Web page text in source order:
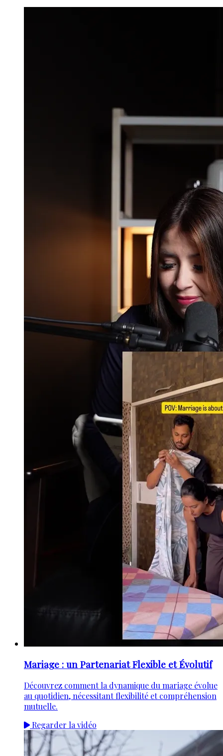
Mariage : un Partenariat Flexible et Évolutif
Découvrez comment la dynamique du mariage évolue
au quotidien, nécessitant flexibilité et compréhension
mutuelle.
Regarder la vidéo